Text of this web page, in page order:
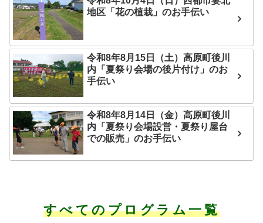
地区「花の植栽」のお手伝い
令和8年8月15日（土）高原町後川
内「夏祭り会場の後片付け」のお
手伝い
令和8年8月14日（金）高原町後川
内「夏祭り会場設営・夏祭り屋台
での販売」のお手伝い
すべてのプログラム一覧